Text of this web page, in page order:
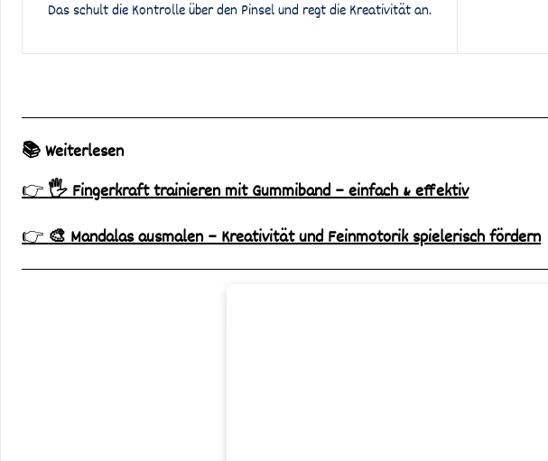
Das schult die Kontrolle über den Pinsel und regt die Kreativität an.
📚 Weiterlesen
👉🖐️ Fingerkraft trainieren mit Gummiband – einfach & effektiv
👉🎨 Mandalas ausmalen – Kreativität und Feinmotorik spielerisch fördern